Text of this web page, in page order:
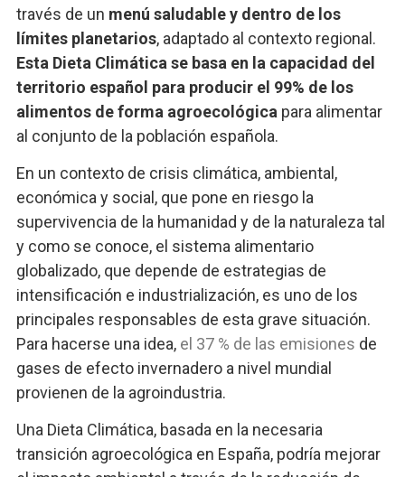
través de un menú saludable y dentro de los
límites planetarios, adaptado al contexto regional.
Esta Dieta Climática se basa en la capacidad del
territorio español para producir el 99% de los
alimentos de forma agroecológica para alimentar
al conjunto de la población española.
En un contexto de crisis climática, ambiental,
económica y social, que pone en riesgo la
supervivencia de la humanidad y de la naturaleza tal
y como se conoce, el sistema alimentario
globalizado, que depende de estrategias de
intensificación e industrialización, es uno de los
principales responsables de esta grave situación.
Para hacerse una idea, el 37 % de las emisiones de
gases de efecto invernadero a nivel mundial
provienen de la agroindustria.
Una Dieta Climática, basada en la necesaria
transición agroecológica en España, podría mejorar